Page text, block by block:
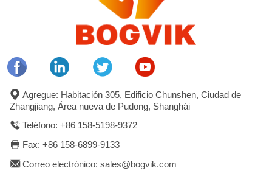
Agregue: Habitación 305, Edificio Chunshen, Ciudad de
Zhangjiang, Área nueva de Pudong, Shanghái
Teléfono: +86 158-5198-9372
Fax: +86 158-6899-9133
Correo electrónico: sales@bogvik.com